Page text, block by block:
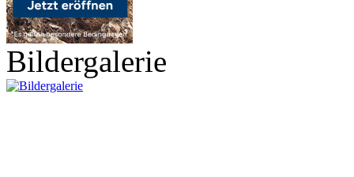
Bildergalerie